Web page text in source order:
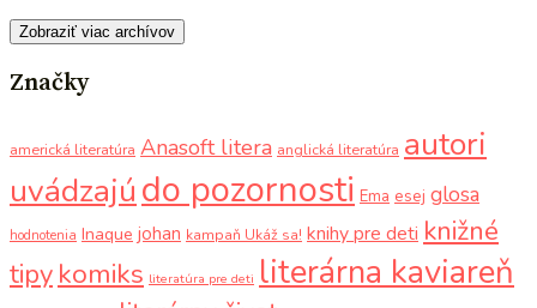
Zobraziť viac archívov
Značky
americká literatúra Anasoft litera anglická literatúra autori
uvádzajúdo pozornosti Ema esej glosa
hodnotenia Inaque johan kampaň Ukáž sa! knihy pre deti knižné
tipy komiks literatúra pre deti literárna kaviareň